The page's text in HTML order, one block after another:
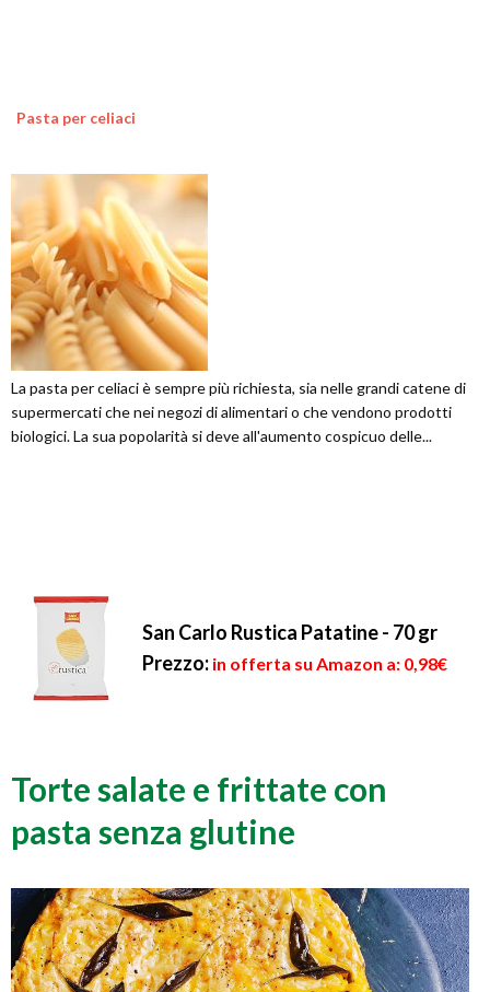
Pasta per celiaci
La pasta per celiaci è sempre più richiesta, sia nelle grandi catene di
supermercati che nei negozi di alimentari o che vendono prodotti
biologici. La sua popolarità si deve all'aumento cospicuo delle...
San Carlo Rustica Patatine - 70 gr
Prezzo: in offerta su Amazon a: 0,98€
Torte salate e frittate con
pasta senza glutine